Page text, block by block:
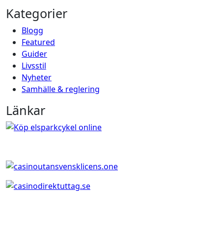
Kategorier
Blogg
Featured
Guider
Livsstil
Nyheter
Samhälle & reglering
Länkar